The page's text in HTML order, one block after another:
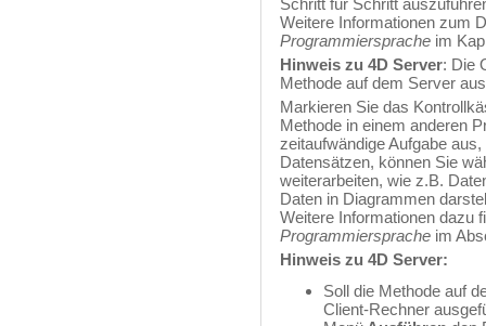
Weitere Informationen zum
Programmiersprache im
Hinweis zu 4D Server: Die
Methode auf dem Server
Markieren Sie das
Methode in einem anderen
zeitaufwändige Aufgabe
Datensätzen, können Sie
weiterarbeiten, wie z.B.
Daten in Diagrammen
Weitere Informationen dazu
Programmiersprache im
Hinweis zu 4D Server:
Soll die Methode auf
Client-Rechner